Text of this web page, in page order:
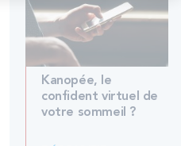
Kanopée, le
confident virtuel de
votre sommeil ?